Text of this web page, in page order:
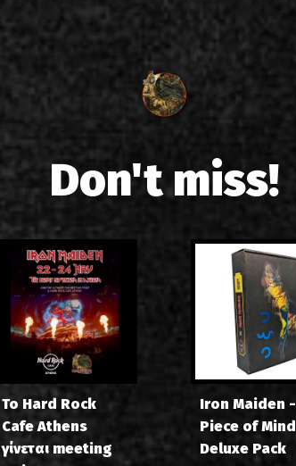
Don't miss!
Το Hard Rock
Cafe Athens
γίνεται meeting
Iron Maiden -
Piece of Mind
Deluxe Pack